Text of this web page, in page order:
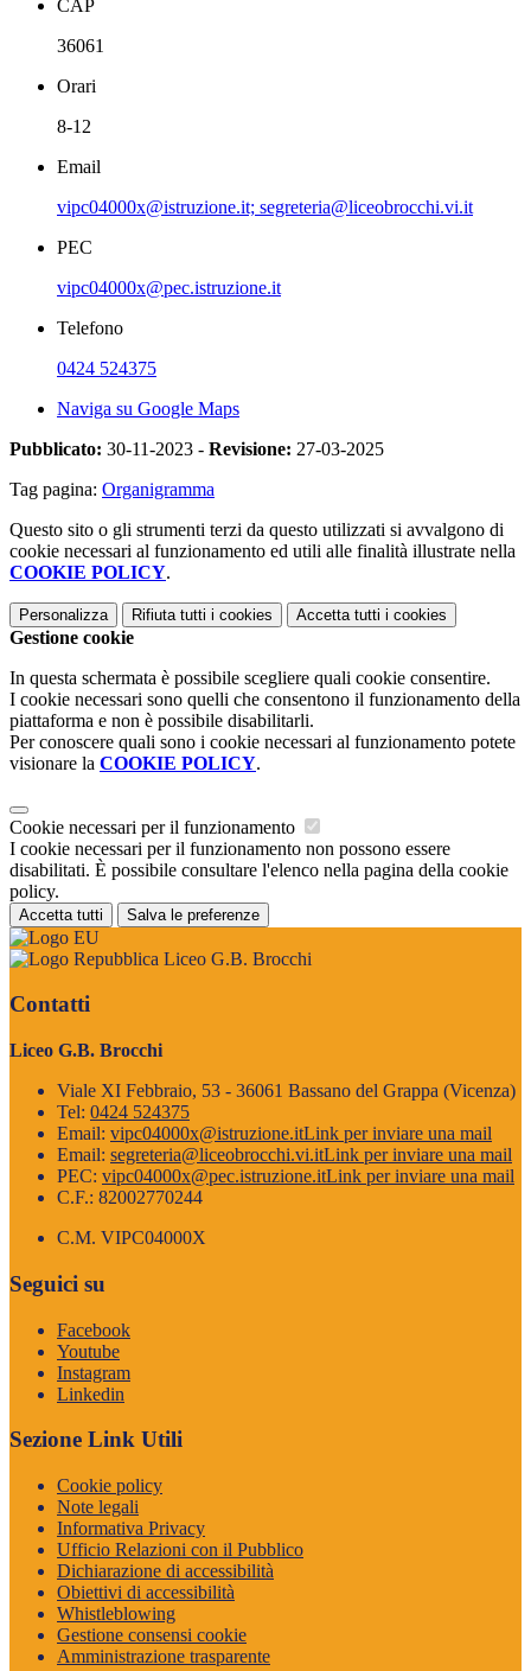
CAP
36061
Orari
8-12
Email
vipc04000x@istruzione.it; segreteria@liceobrocchi.vi.it
PEC
vipc04000x@pec.istruzione.it
Telefono
0424 524375
Naviga su Google Maps
Pubblicato: 30-11-2023 - Revisione: 27-03-2025
Tag pagina: Organigramma
Questo sito o gli strumenti terzi da questo utilizzati si avvalgono di
cookie necessari al funzionamento ed utili alle finalità illustrate nella
COOKIE POLICY.
Personalizza Rifiuta tutti i cookies Accetta tutti i cookies
Gestione cookie
In questa schermata è possibile scegliere quali cookie consentire.
I cookie necessari sono quelli che consentono il funzionamento della
piattaforma e non è possibile disabilitarli.
Per conoscere quali sono i cookie necessari al funzionamento potete
visionare la COOKIE POLICY.
Cookie necessari per il funzionamento
I cookie necessari per il funzionamento non possono essere
disabilitati. È possibile consultare l'elenco nella pagina della cookie
policy.
Accetta tutti Salva le preferenze
Liceo G.B. Brocchi
Contatti
Liceo G.B. Brocchi
Viale XI Febbraio, 53 - 36061 Bassano del Grappa (Vicenza)
Tel: 0424 524375
Email: vipc04000x@istruzione.itLink per inviare una mail
Email: segreteria@liceobrocchi.vi.itLink per inviare una mail
PEC: vipc04000x@pec.istruzione.itLink per inviare una mail
C.F.: 82002770244
C.M. VIPC04000X
Seguici su
Facebook
Youtube
Instagram
Linkedin
Sezione Link Utili
Cookie policy
Note legali
Informativa Privacy
Ufficio Relazioni con il Pubblico
Dichiarazione di accessibilità
Obiettivi di accessibilità
Whistleblowing
Gestione consensi cookie
Amministrazione trasparente